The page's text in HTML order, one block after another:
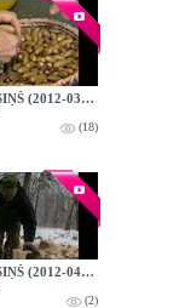
EIROBUSIŅŠ (2012-03-25)
(18)
EIROBUSIŅŠ (2012-04-15)
(2)